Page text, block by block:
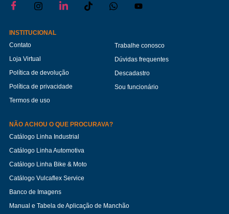
INSTITUCIONAL
Contato
Loja Virtual
Política de devolução
Política de privacidade
Termos de uso
Trabalhe conosco
Dúvidas frequentes
Descadastro
Sou funcionário
NÃO ACHOU O QUE PROCURAVA?
Catálogo Linha Industrial
Catálogo Linha Automotiva
Catálogo Linha Bike & Moto
Catálogo Vulcaflex Service
Banco de Imagens
Manual e Tabela de Aplicação de Manchão